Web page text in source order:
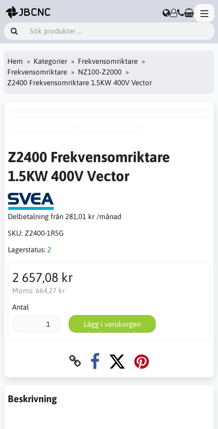
Hem Kategorier
Frekvensomriktare
Frekvensomriktare
NZ100-Z2000
Z2400 Frekvensomriktare 1.5KW 400V Vector
Z2400 Frekvensomriktare
1.5KW 400V Vector
Delbetalning från 281,01 kr /månad
SKU: Z2400-1R5G
Lagerstatus: 2
2 657,08 kr
Moms: 664,27 kr
Antal
Lägg i varukorgen
Beskrivning